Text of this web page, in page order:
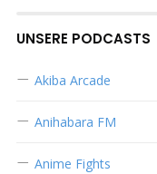
UNSERE PODCASTS
Akiba Arcade
Anihabara FM
Anime Fights